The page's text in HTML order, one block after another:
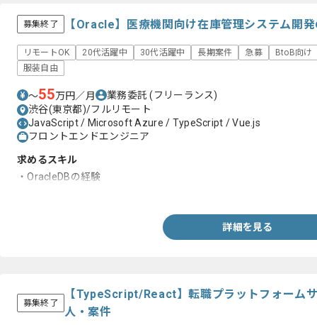
募集終了 【Oracle】医療機関向け在庫管理システム開
リモートOK 20代活躍中 30代活躍中 長期案件 急募
BtoB向け
服装自由
〜55万円／月 業務委託(フリーランス)
渋谷(東京都)/フルリモート
JavaScript / Microsoft Azure / TypeScript / Vue.js
フロントエンドエンジニア
求めるスキル
・OracleDBの経験
詳細を見る
募集終了
【TypeScript/React】転職プラットフォーム
人・案件